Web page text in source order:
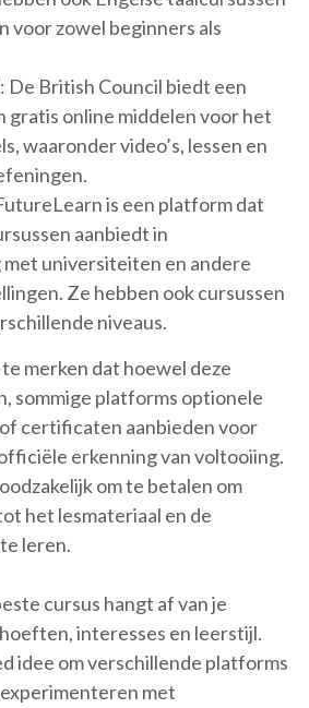
voor zowel beginners als
De British Council biedt een
gratis online middelen voor het
waaronder video’s, lessen en
is een platform dat
aanbiedt in
universiteiten en andere
Ze hebben ook cursussen
niveaus.
merken dat hoewel deze
sommige platforms optionele
certificaten aanbieden voor
erkenning van voltooiing.
om te betalen om
het lesmateriaal en de
leren.
cursus hangt af van je
interesses en leerstijl.
idee om verschillende platforms
met